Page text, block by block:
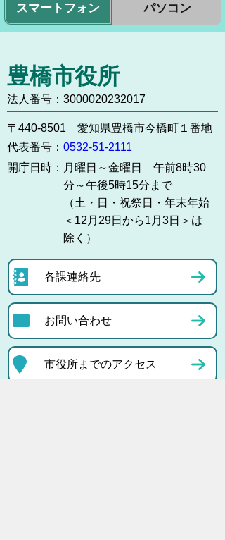
スマートフォン パソコン
豊橋市役所
法人番号：3000020232017
〒440-8501 愛知県豊橋市今橋町１番地
代表番号： 0532-51-2111
開庁日時： 月曜日～金曜日 午前8時30
分～午後5時15分まで
（土・日・祝祭日・年末年始
＜12月29日から1月3日＞は
除く）
各課連絡先
お問い合わせ
市役所までのアクセス